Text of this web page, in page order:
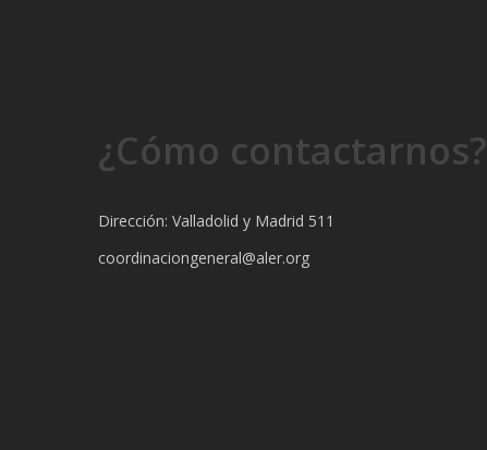
¿Cómo contactarnos?
Dirección: Valladolid y Madrid 511
coordinaciongeneral@aler.org